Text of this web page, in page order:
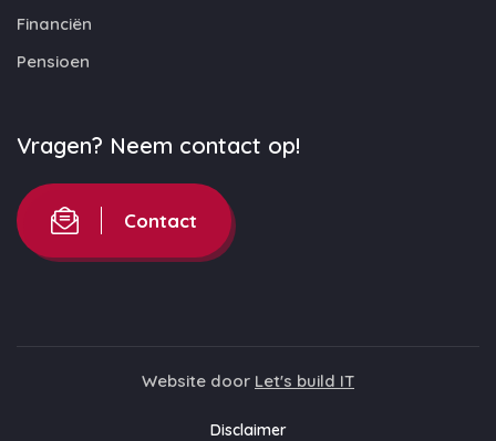
Financiën
Pensioen
Vragen? Neem contact op!
Contact
Website door Let's build IT
Disclaimer